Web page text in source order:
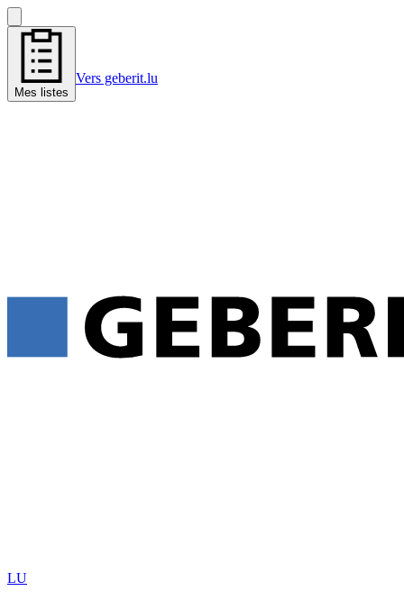
Mes listes
Vers geberit.lu
LU